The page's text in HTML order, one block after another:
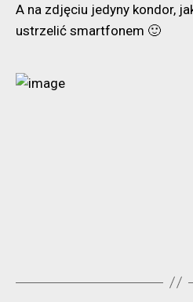
A na zdjęciu jedyny kondor,
ustrzelić smartfonem 🙂